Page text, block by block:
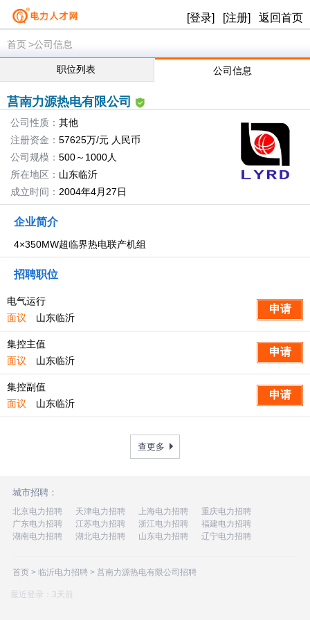
[登录] [注册] 返回首页
首页>公司信息
职位列表 公司信息
莒南力源热电有限公司
公司性质： 其他
注册资金： 57625万/元 人民币
公司规模： 500～1000人
所在地区： 山东临沂
成立时间： 2004年4月27日
企业简介
4×350MW超临界热电联产机组
招聘职位
电气运行
面议
山东临沂
集控主值
面议
山东临沂
集控副值
面议
山东临沂
查更多
城市招聘：
北京电力招聘 天津电力招聘 上海电力招聘
重庆电力招聘
广东电力招聘
江苏电力招聘 浙江电力招聘
福建电力招聘
湖南电力招聘
湖北电力招聘 山东电力招聘 辽宁电力招聘
首页 > 临沂电力招聘 > 莒南力源热电有限公司招聘
最近登录：3天前